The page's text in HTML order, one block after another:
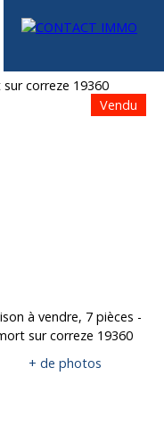
Estimation
Vendu
+ de photos